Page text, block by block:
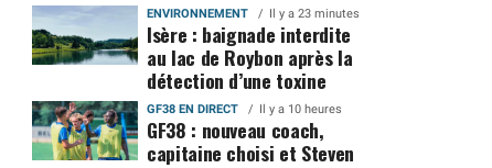
ENVIRONNEMENT Il y a 23 minutes
Isère : baignade interdite
au lac de Roybon après la
détection d’une toxine
GF38 EN DIRECT Il y a 10 heures
GF38 : nouveau coach,
capitaine choisi et Steven